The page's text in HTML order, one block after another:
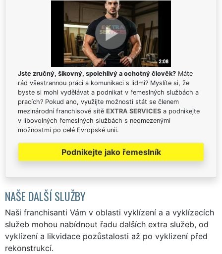
Jste zručný, šikovný, spolehlivý a ochotný člověk? Máte
rád všestrannou práci a komunikaci s lidmi? Myslíte si, že
byste si mohl vydělávat a podnikat v řemeslných službách a
pracích? Pokud ano, využijte možnosti stát se členem
mezinárodní franchisové sítě EXTRA SERVICES a podnikejte
v libovolných řemeslných službách s neomezenými
možnostmi po celé Evropské unii.
Podnikejte jako řemeslník
NAŠE DALŠÍ SLUŽBY
Naši franchisanti Vám v oblasti vyklízení a a vyklízecích
služeb mohou nabídnout řadu dalších extra služeb, od
vyklízení a likvidace pozůstalosti až po vyklizení před
rekonstrukcí.